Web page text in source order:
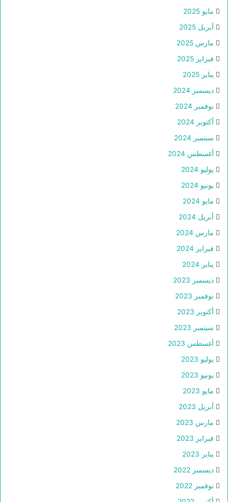
مايو 2025
أبريل 2025
مارس 2025
فبراير 2025
يناير 2025
ديسمبر 2024
نوفمبر 2024
أكتوبر 2024
سبتمبر 2024
أغسطس 2024
يوليو 2024
يونيو 2024
مايو 2024
أبريل 2024
مارس 2024
فبراير 2024
يناير 2024
ديسمبر 2023
نوفمبر 2023
أكتوبر 2023
سبتمبر 2023
أغسطس 2023
يوليو 2023
يونيو 2023
مايو 2023
أبريل 2023
مارس 2023
فبراير 2023
يناير 2023
ديسمبر 2022
نوفمبر 2022